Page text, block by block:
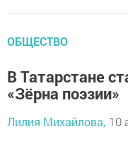
ОБЩЕСТВО
В Татарстане
«Зёрна поэзии»
Лилия Михайлова, 10